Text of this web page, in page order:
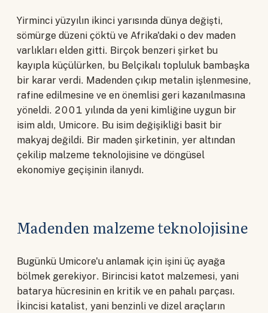
Yirminci yüzyılın ikinci yarısında dünya değişti,
sömürge düzeni çöktü ve Afrika'daki o dev maden
varlıkları elden gitti. Birçok benzeri şirket bu
kayıpla küçülürken, bu Belçikalı topluluk bambaşka
bir karar verdi. Madenden çıkıp metalin işlenmesine,
rafine edilmesine ve en önemlisi geri kazanılmasına
yöneldi. 2001 yılında da yeni kimliğine uygun bir
isim aldı, Umicore. Bu isim değişikliği basit bir
makyaj değildi. Bir maden şirketinin, yer altından
çekilip malzeme teknolojisine ve döngüsel
ekonomiye geçişinin ilanıydı.
Madenden malzeme teknolojisine
Bugünkü Umicore'u anlamak için işini üç ayağa
bölmek gerekiyor. Birincisi katot malzemesi, yani
batarya hücresinin en kritik ve en pahalı parçası.
İkincisi katalist, yani benzinli ve dizel araçların